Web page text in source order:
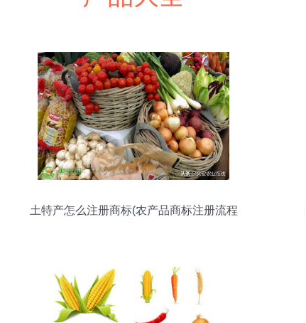
土特产怎么注册商标(农产品商标注册流程